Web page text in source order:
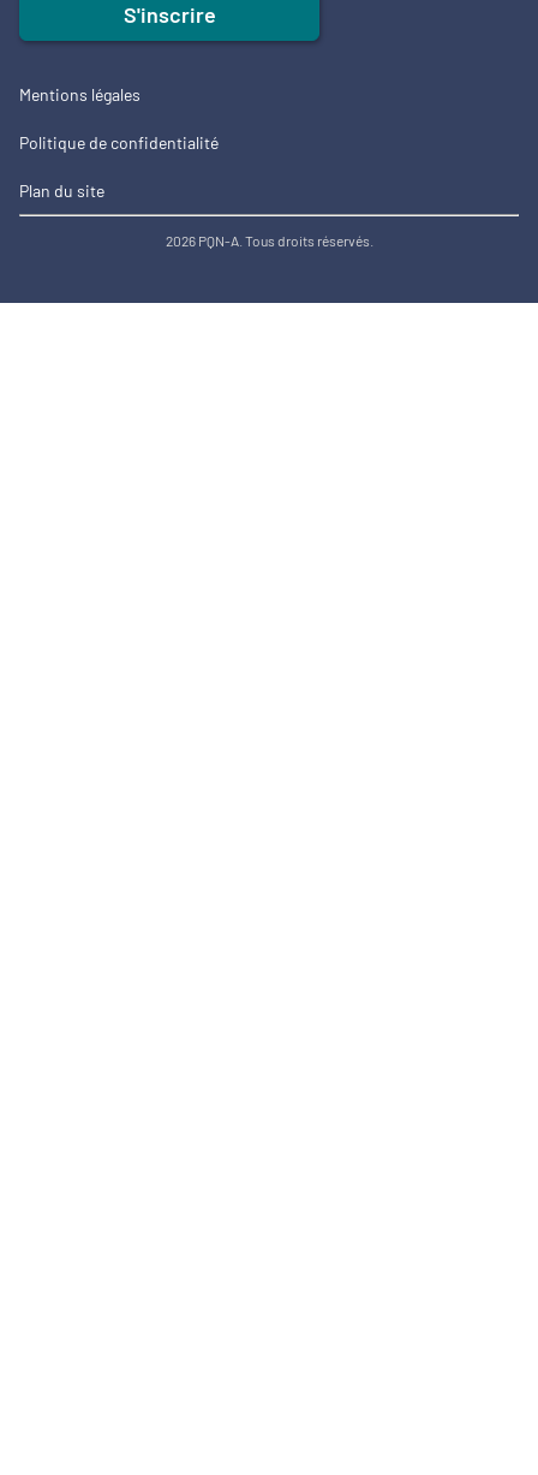
S'inscrire
Mentions légales
Politique de confidentialité
Plan du site
2026 PQN-A. Tous droits réservés.